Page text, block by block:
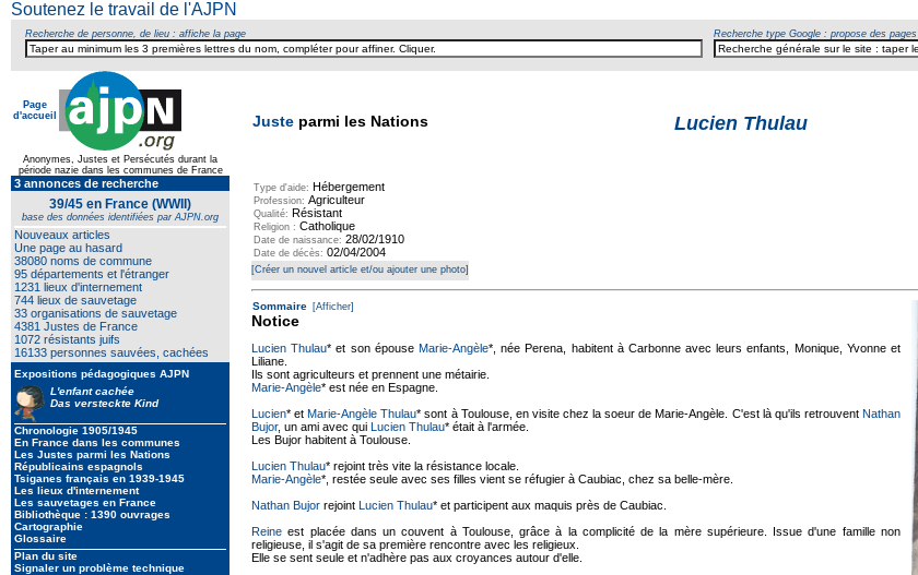
Soutenez le travail de l'AJPN
Recherche de personne, de lieu : affiche la page Recherche type Google : propose des pages
Page
d'accueil
Anonymes, Justes et Persécutés durant la
période nazie dans les communes de France
3 annonces de recherche
39/45 en France (WWII)
base des données identifiées par AJPN.org
Nouveaux articles
Une page au hasard
38080 noms de commune
95 départements et l'étranger
1231 lieux d'internement
744 lieux de sauvetage
33 organisations de sauvetage
4381 Justes de France
1072 résistants juifs
16133 personnes sauvées, cachées
Expositions pédagogiques AJPN
L'enfant cachée
Das versteckte Kind
Chronologie 1905/1945
En France dans les communes
Les Justes parmi les Nations
Républicains espagnols
Tsiganes français en 1939-1945
Les lieux d'internement
Les sauvetages en France
Bibliothèque : 1390 ouvrages
Cartographie
Glossaire
Plan du site
Signaler un problème technique
Juste parmi les Nations Lucien Thulau
Type d'aide: Hébergement
Profession: Agriculteur
Qualité: Résistant
Religion : Catholique
Date de naissance: 28/02/1910
Date de décès: 02/04/2004
[Créer un nouvel article et/ou ajouter une photo]
Sommaire [Afficher]
Notice
Lucien Thulau* et son épouse Marie-Angèle*, née Perena, habitent à Carbonne avec leurs enfants, Monique, Yvonne et
Liliane.
Ils sont agriculteurs et prennent une métairie.
Marie-Angèle* est née en Espagne.
Lucien* etMarie-Angèle Thulau* sont à Toulouse, en visite chez la soeur de Marie-Angèle. C'est là qu'ils retrouventNathan
Bujor, un ami avec qui Lucien Thulau* était à l'armée.
Les Bujor habitent à Toulouse.
Lucien Thulau* rejoint très vite la résistance locale.
Marie-Angèle*, restée seule avec ses filles vient se réfugier à Caubiac, chez sa belle-mère.
Nathan Bujor rejoint Lucien Thulau* et participent aux maquis près de Caubiac.
Reine est placée dans un couvent à Toulouse, grâce à la complicité de la mère supérieure. Issue d'une famille non
religieuse, il s'agit de sa première rencontre avec les religieux.
Elle se sent seule et n'adhère pas aux croyances autour d'elle.